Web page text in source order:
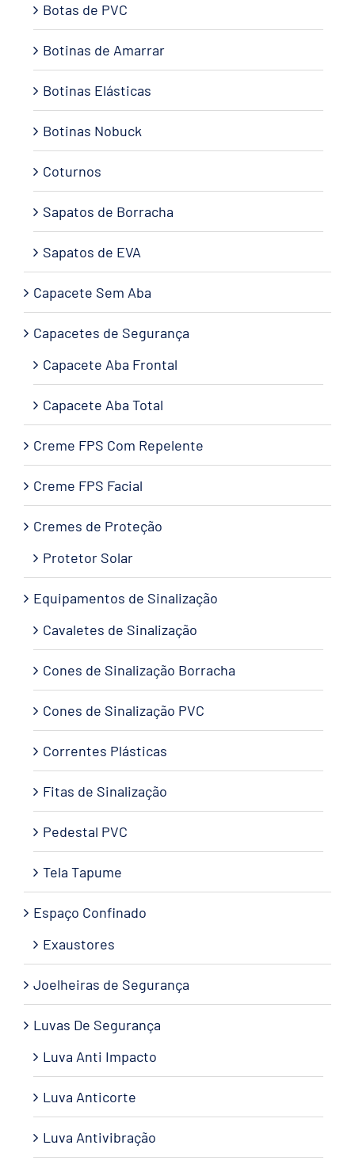
Botas de PVC
Botinas de Amarrar
Botinas Elásticas
Botinas Nobuck
Coturnos
Sapatos de Borracha
Sapatos de EVA
Capacete Sem Aba
Capacetes de Segurança
Capacete Aba Frontal
Capacete Aba Total
Creme FPS Com Repelente
Creme FPS Facial
Cremes de Proteção
Protetor Solar
Equipamentos de Sinalização
Cavaletes de Sinalização
Cones de Sinalização Borracha
Cones de Sinalização PVC
Correntes Plásticas
Fitas de Sinalização
Pedestal PVC
Tela Tapume
Espaço Confinado
Exaustores
Joelheiras de Segurança
Luvas De Segurança
Luva Anti Impacto
Luva Anticorte
Luva Antivibração